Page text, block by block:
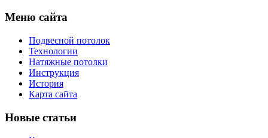
Меню сайта
Подвесной потолок
Технологии
Натяжные потолки
Инструкция
История
Карта сайта
Новые статьи